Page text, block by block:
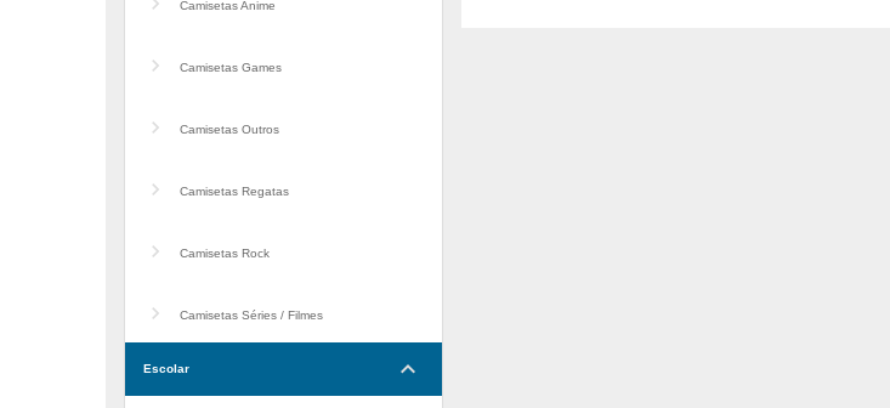
Camisetas Anime
Camisetas Games
Camisetas Outros
Camisetas Regatas
Camisetas Rock
Camisetas Séries / Filmes
Escolar keyboard_arrow_down